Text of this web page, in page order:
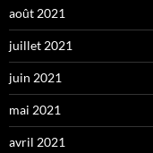
août 2021
juillet 2021
juin 2021
mai 2021
avril 2021